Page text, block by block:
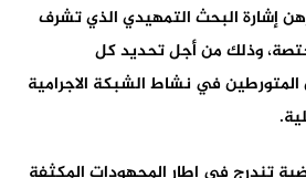
إشارة البحث التمهيدي الذي تشرف
وذلك من أجل تحديد كل
في نشاط الشبكة الاجرامية